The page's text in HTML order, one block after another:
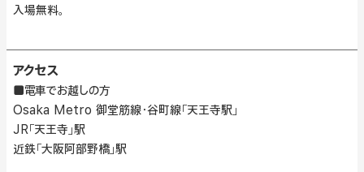
入場無料。
アクセス
■電車でお越しの方
Osaka Metro 御堂筋線・谷町線「天王寺駅」
JR「天王寺」駅
近鉄「大阪阿部野橋」駅